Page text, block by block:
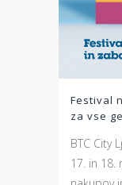
Festival
za vse
BTC City
17. in 18.